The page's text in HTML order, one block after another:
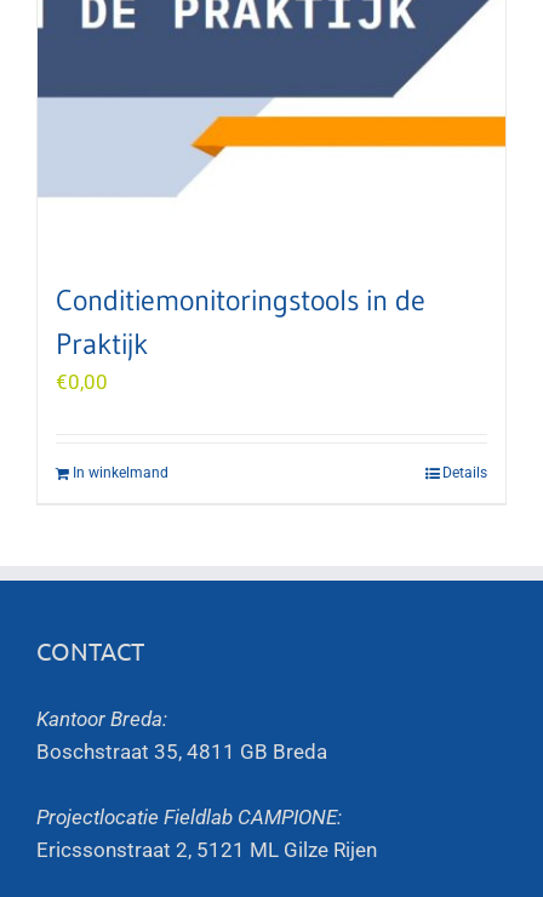
Conditiemonitoringstools in de
Praktijk
€0,00
In winkelmand Details
CONTACT
Kantoor Breda:
Boschstraat 35, 4811 GB Breda
Projectlocatie Fieldlab CAMPIONE:
Ericssonstraat 2, 5121 ML Gilze Rijen